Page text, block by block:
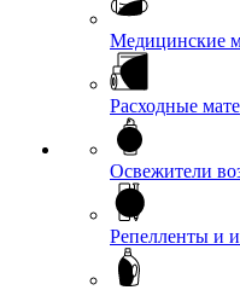
Медицинские
Расходные
Освежители
Репелленты и